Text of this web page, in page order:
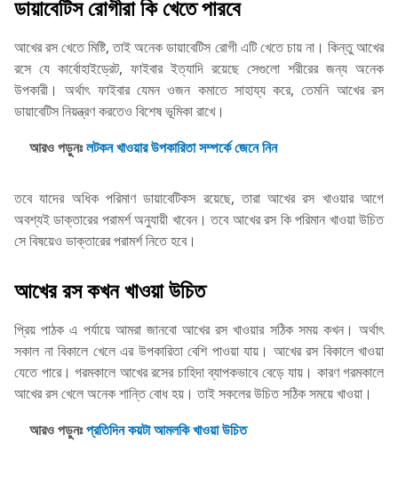
ডায়াবেটিস রোগীরা কি খেতে পারবে
আখের রস খেতে মিষ্টি, তাই অনেক ডায়াবেটিস রোগী এটি খেতে চায় না। কিন্তু আখের
রসে যে কার্বোহাইড্রেট, ফাইবার ইত্যাদি রয়েছে সেগুলো শরীরের জন্য অনেক
উপকারী। অর্থাৎ ফাইবার যেমন ওজন কমাতে সাহায্য করে, তেমনি আখের রস
ডায়াবেটিস নিয়ন্ত্রণ করতেও বিশেষ ভূমিকা রাখে।
আরও পড়ুনঃলটকন খাওয়ার উপকারিতা সম্পর্কে জেনে নিন
তবে যাদের অধিক পরিমাণ ডায়াবেটিকস রয়েছে, তারা আখের রস খাওয়ার আগে
অবশ্যই ডাক্তারের পরামর্শ অনুযায়ী খাবেন। তবে আখের রস কি পরিমান খাওয়া উচিত
সে বিষয়েও ডাক্তারের পরামর্শ নিতে হবে।
আখের রস কখন খাওয়া উচিত
প্রিয় পাঠক এ পর্যায়ে আমরা জানবো আখের রস খাওয়ার সঠিক সময় কখন। অর্থাৎ
সকাল না বিকালে খেলে এর উপকারিতা বেশি পাওয়া যায়। আখের রস বিকালে খাওয়া
যেতে পারে। গরমকালে আখের রসের চাহিদা ব্যাপকভাবে বেড়ে যায়। কারণ গরমকালে
আখের রস খেলে অনেক শান্তি বোধ হয়। তাই সকলের উচিত সঠিক সময়ে খাওয়া।
আরও পড়ুনঃপ্রতিদিন কয়টা আমলকি খাওয়া উচিত